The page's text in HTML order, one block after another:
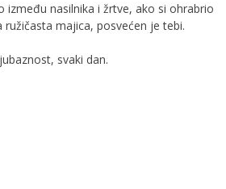
nasilnika i žrtve, ako si ohrabrio
majica, posvećen je tebi.
svaki dan.